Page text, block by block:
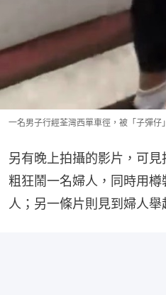
一名男子行經荃灣西單車徑，被「子彈仔
另有晚上拍攝的影片，可
粗狂鬧一名婦人，同時用
人；另一條片則見到婦人舉